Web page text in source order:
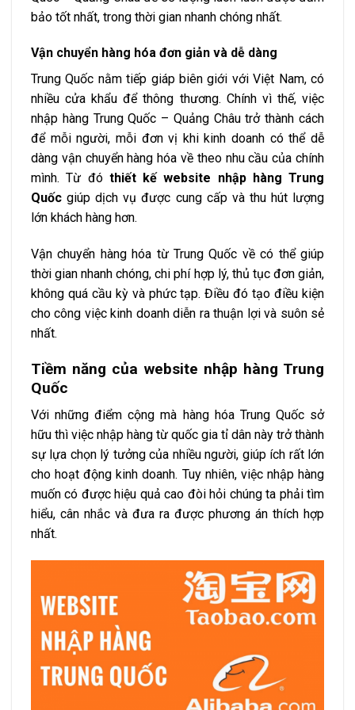
bảo tốt nhất, trong thời gian nhanh chóng nhất.
Vận chuyển hàng hóa đơn giản và dễ dàng
Trung Quốc nằm tiếp giáp biên giới với Việt Nam, có
nhiều cửa khẩu để thông thương. Chính vì thế, việc
nhập hàng Trung Quốc – Quảng Châu trở thành cách
để mỗi người, mỗi đơn vị khi kinh doanh có thể dễ
dàng vận chuyển hàng hóa về theo nhu cầu của chính
mình. Từ đó thiết kế website nhập hàng Trung
Quốc giúp dịch vụ được cung cấp và thu hút lượng
lớn khách hàng hơn.
Vận chuyển hàng hóa từ Trung Quốc về có thể giúp
thời gian nhanh chóng, chi phí hợp lý, thủ tục đơn giản,
không quá cầu kỳ và phức tạp. Điều đó tạo điều kiện
cho công việc kinh doanh diễn ra thuận lợi và suôn sẻ
nhất.
Tiềm năng của website nhập hàng Trung
Quốc
Với những điểm cộng mà hàng hóa Trung Quốc sở
hữu thì việc nhập hàng từ quốc gia tỉ dân này trở thành
sự lựa chọn lý tưởng của nhiều người, giúp ích rất lớn
cho hoạt động kinh doanh. Tuy nhiên, việc nhập hàng
muốn có được hiệu quả cao đòi hỏi chúng ta phải tìm
hiểu, cân nhắc và đưa ra được phương án thích hợp
nhất.